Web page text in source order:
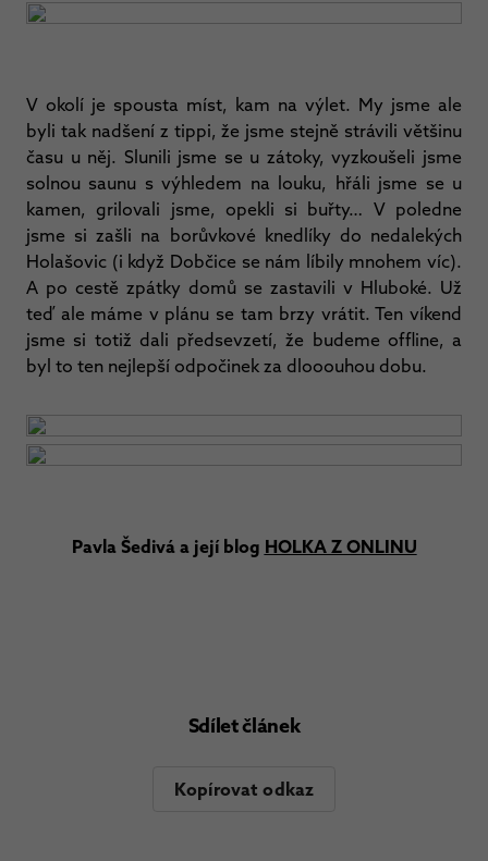
V okolí je spousta míst, kam na výlet. My jsme ale
byli tak nadšení z tippi, že jsme stejně strávili většinu
času u něj. Slunili jsme se u zátoky, vyzkoušeli jsme
solnou saunu s výhledem na louku, hřáli jsme se u
kamen, grilovali jsme, opekli si buřty… V poledne
jsme si zašli na borůvkové knedlíky do nedalekých
Holašovic (i když Dobčice se nám líbily mnohem víc).
A po cestě zpátky domů se zastavili v Hluboké. Už
teď ale máme v plánu se tam brzy vrátit. Ten víkend
jsme si totiž dali předsevzetí, že budeme offline, a
byl to ten nejlepší odpočinek za dlooouhou dobu.
Pavla Šedivá a její blog HOLKA Z ONLINU
Sdílet článek
Kopírovat odkaz